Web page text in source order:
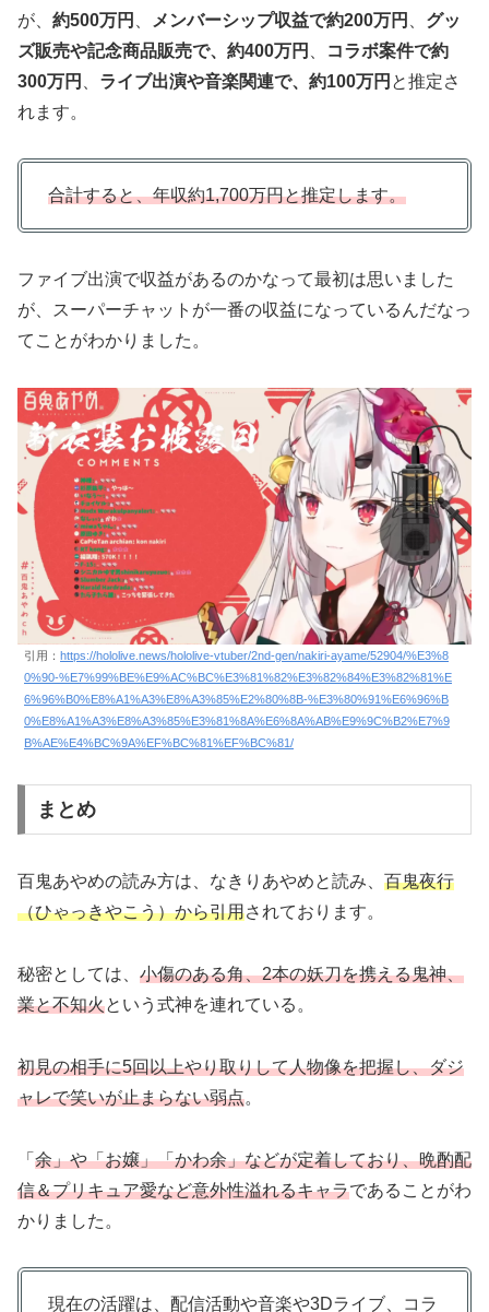
が、 約500万円 メンバーシップ収益で約200万円
グッ
ズ販売や記念商品販売で、約400万円
コラボ案件で約
300万円
ライブ出演や音楽関連で、約100万円 と推定さ
れます。
合計すると、年収約1,700万円と推定します。
ファイブ出演で収益があるのかなって最初は思いました
が、スーパーチャットが一番の収益になっているんだなっ
てことがわかりました。
引用： https://hololive.news/hololive-vtuber/2nd-gen/nakiri-ayame/52904/%E3%8
0%90-%E7%99%BE%E9%AC%BC%E3%81%82%E3%82%84%E3%82%81%E
6%96%B0%E8%A1%A3%E8%A3%85%E2%80%8B-%E3%80%91%E6%96%B
0%E8%A1%A3%E8%A3%85%E3%81%8A%E6%8A%AB%E9%9C%B2%E7%9
B%AE%E4%BC%9A%EF%BC%81%EF%BC%81/
まとめ
百鬼あやめの読み方は、なきりあやめと読み、 百鬼夜行
（ひゃっきやこう）から引用されております。
秘密としては、 小傷のある角、2本の妖刀を携える鬼神、
業と不知火という式神を連れている。
初見の相手に5回以上やり取りして人物像を把握し、ダジ
ャレで笑いが止まらない弱点。
「 余」や「お嬢」「かわ余」などが定着しており、晩酌配
信＆プリキュア愛など意外性溢れるキャラであることがわ
かりました。
現在の活躍は、配信活動や音楽や3Dライブ、コラ